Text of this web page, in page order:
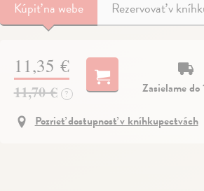
Kúpiťna webe Rezervovať v
11,35 €
11,70 € ?
Zasielame do
Pozrieť dostupnosť v kníhkupectvách